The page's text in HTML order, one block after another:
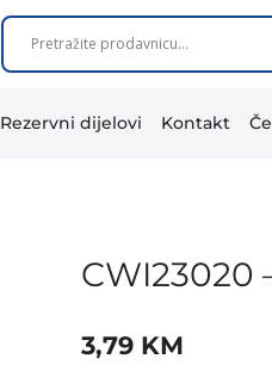
Rezervni dijelovi Kontakt
CWI23020
3,79 KM